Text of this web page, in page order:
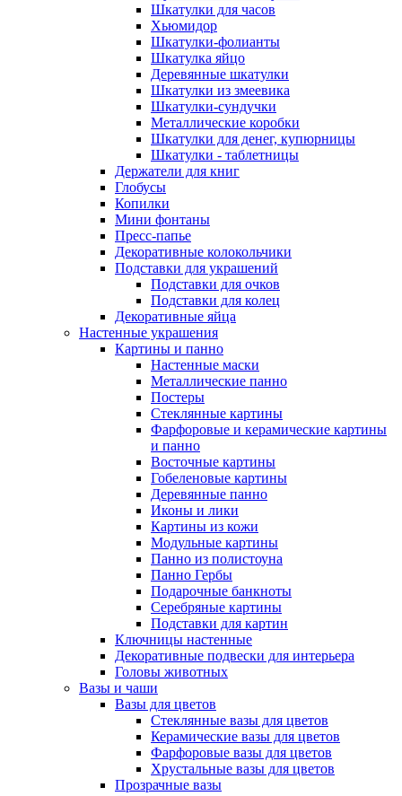
Шкатулки для часов
Хьюмидор
Шкатулки-фолианты
Шкатулка яйцо
Деревянные шкатулки
Шкатулки из змеевика
Шкатулки-сундучки
Металлические коробки
Шкатулки для денег, купюрницы
Шкатулки - таблетницы
Держатели для книг
Глобусы
Копилки
Мини фонтаны
Пресс-папье
Декоративные колокольчики
Подставки для украшений
Подставки для очков
Подставки для колец
Декоративные яйца
Настенные украшения
Картины и панно
Настенные маски
Металлические панно
Постеры
Стеклянные картины
Фарфоровые и керамические картины
и панно
Восточные картины
Гобеленовые картины
Деревянные панно
Иконы и лики
Картины из кожи
Модульные картины
Панно из полистоуна
Панно Гербы
Подарочные банкноты
Серебряные картины
Подставки для картин
Ключницы настенные
Декоративные подвески для интерьера
Головы животных
Вазы и чаши
Вазы для цветов
Стеклянные вазы для цветов
Керамические вазы для цветов
Фарфоровые вазы для цветов
Хрустальные вазы для цветов
Прозрачные вазы